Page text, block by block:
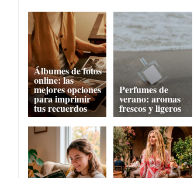
Álbumes de fotos
online: las
mejores opciones
para imprimir
tus recuerdos
Perfumes de
verano: aromas
frescos y ligeros